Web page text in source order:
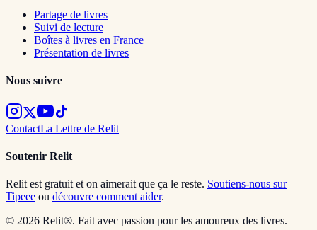
Partage de livres
Suivi de lecture
Boîtes à livres en France
Présentation de livres
Nous suivre
ContactLa Lettre de Relit
Soutenir Relit
Relit est gratuit et on aimerait que ça le reste. Soutiens-nous sur
Tipeee ou découvre comment aider.
© 2026 Relit®. Fait avec passion pour les amoureux des livres.